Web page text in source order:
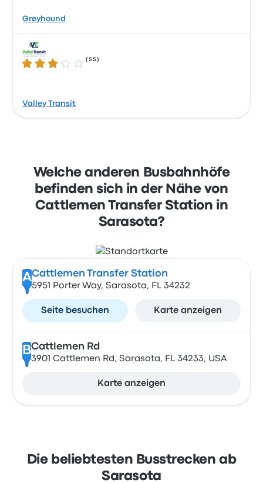
Greyhound
3.2 von 5 Sternen
(55 )
Valley Transit
Welche anderen Busbahnhöfe
befinden sich in der Nähe von
Cattlemen Transfer Station in
Sarasota?
ACattlemen Transfer Station
5951 Porter Way, Sarasota, FL 34232
Seite besuchen Karte anzeigen
BCattlemen Rd
3901 Cattlemen Rd, Sarasota, FL 34233, USA
Karte anzeigen
Die beliebtesten Busstrecken ab
Sarasota